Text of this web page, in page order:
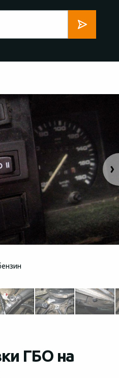
ГБО на